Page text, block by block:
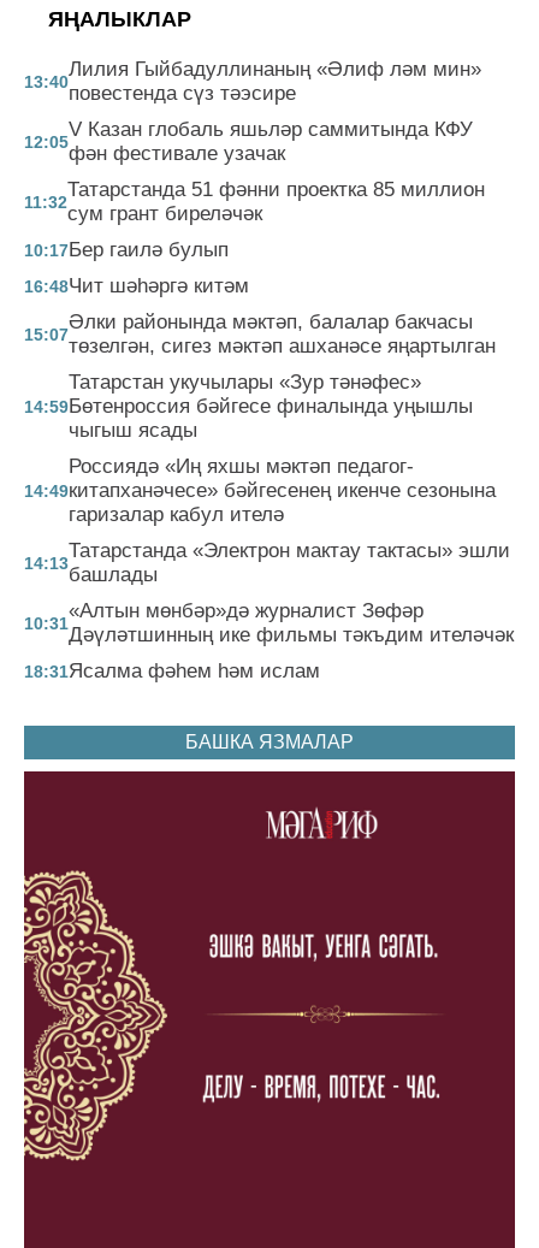
ЯҢАЛЫКЛАР
13:40
Лилия Гыйбадуллинаның «Әлиф ләм мин»
повестенда сүз тәэсире
12:05
V Казан глобаль яшьләр саммитында КФУ
фән фестивале узачак
11:32
Татарстанда 51 фәнни проектка 85 миллион
сум грант биреләчәк
10:17Бер гаилә булып
16:48Чит шәһәргә китәм
15:07
Әлки районында мәктәп, балалар бакчасы
төзелгән, сигез мәктәп ашханәсе яңартылган
14:59
Татарстан укучылары «Зур тәнәфес»
Бөтенроссия бәйгесе финалында уңышлы
чыгыш ясады
14:49
Россиядә «Иң яхшы мәктәп педагог-
китапханәчесе» бәйгесенең икенче сезонына
гаризалар кабул ителә
14:13
Татарстанда «Электрон мактау тактасы» эшли
башлады
10:31
«Алтын мөнбәр»дә журналист Зөфәр
Дәүләтшинның ике фильмы тәкъдим ителәчәк
18:31Ясалма фәһем һәм ислам
БАШКА ЯЗМАЛАР